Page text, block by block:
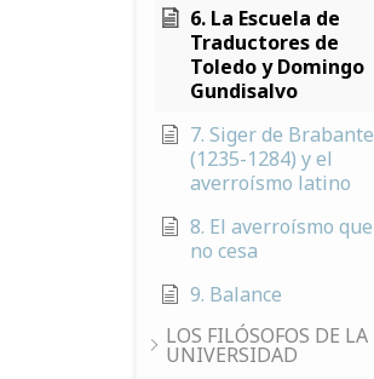
6. La Escuela de
Traductores de
Toledo y Domingo
Gundisalvo
7. Siger de Brabante
(1235-1284) y el
averroísmo latino
8. El averroísmo que
no cesa
9. Balance
LOS FILÓSOFOS DE LA
UNIVERSIDAD